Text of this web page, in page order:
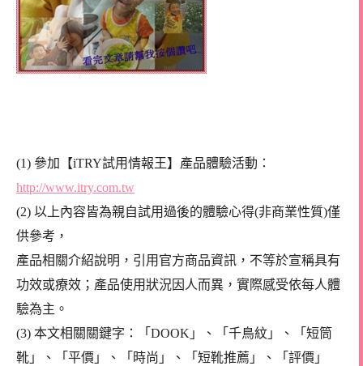
(1) 參加【iTRY試用情報王】產品體驗活動：
http://www.itry.com.tw
(2) 以上內容皆為親自試用過後的體驗心得(非商業性質)僅
供參考，
產品相關介紹說明，引用官方商品資訊，不等於宣稱具有
功效或療效；產品使用狀況因人而異，實際感受依每人體
驗為主。
(3) 本文相關關鍵字：「DOOK」、「千鳥紋」、「短筒
靴」、「平價」、「時尚」、「短靴推薦」、「評價」